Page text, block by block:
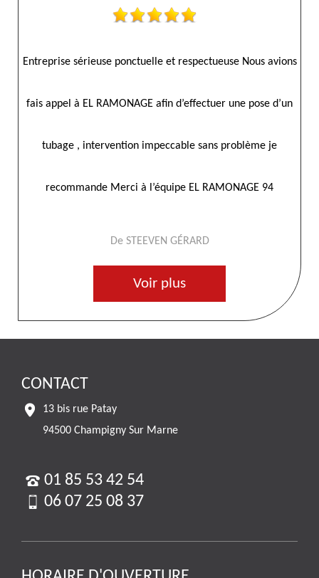
Entreprise sérieuse ponctuelle et respectueuse Nous avions
fais appel à EL RAMONAGE afin d’effectuer une pose d’un
tubage , intervention impeccable sans problème je
recommande Merci à l’équipe EL RAMONAGE 94
De STEEVEN GÉRARD
Voir plus
CONTACT
13 bis rue Patay
94500 Champigny Sur Marne
01 85 53 42 54
06 07 25 08 37